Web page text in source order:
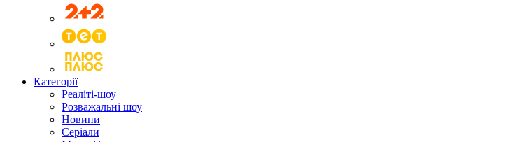
Категорії
Реаліті-шоу
Розважальні шоу
Новини
Серіали